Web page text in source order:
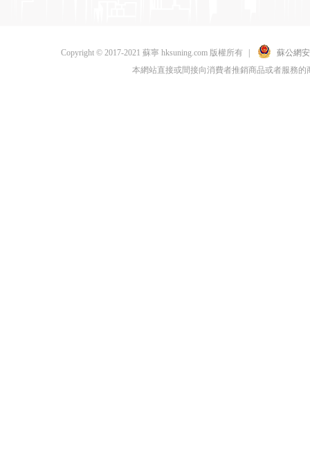
Copyright © 2017-2021 蘇寧 hksuning.com 版權所有
蘇公網
本網站直接或間接向消費者推銷商品或者服務